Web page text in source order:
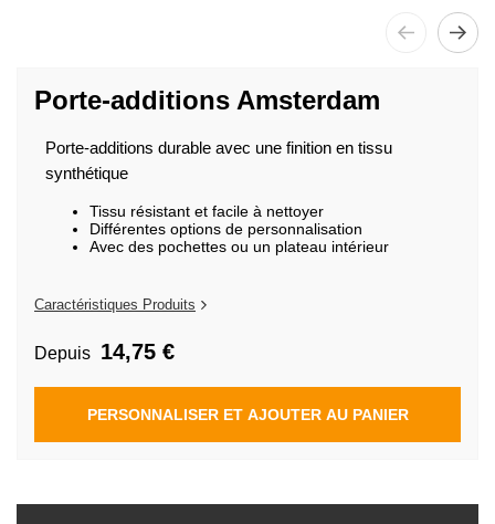
début
d’images
Porte-additions Amsterdam
Porte-additions durable avec une finition en tissu
synthétique
Tissu résistant et facile à nettoyer
Différentes options de personnalisation
Avec des pochettes ou un plateau intérieur
Caractéristiques Produits
Depuis 14,75 €
PERSONNALISER ET AJOUTER AU PANIER